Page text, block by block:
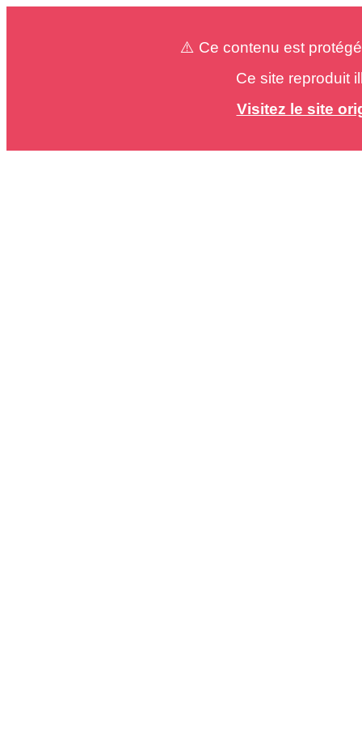
⚠️ Ce contenu est
Ce site reproduit
Visitez le site